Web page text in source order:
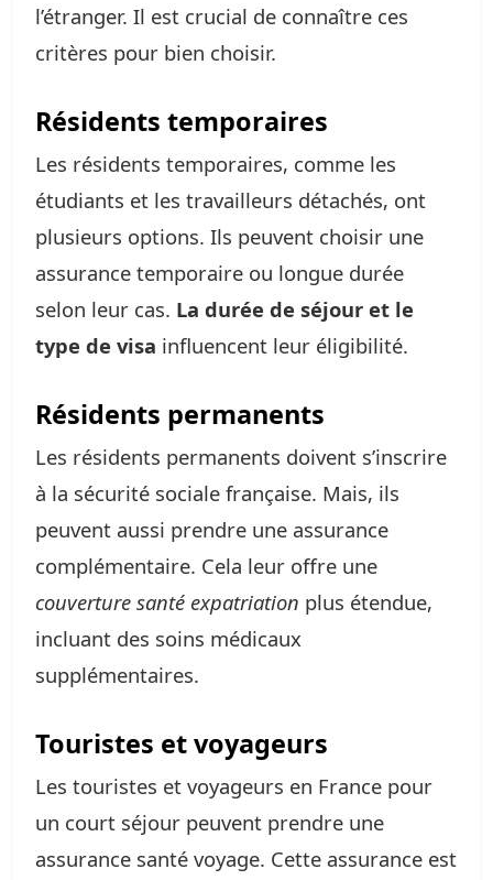
l’étranger. Il est crucial de connaître ces
critères pour bien choisir.
Résidents temporaires
Les résidents temporaires, comme les
étudiants et les travailleurs détachés, ont
plusieurs options. Ils peuvent choisir une
assurance temporaire ou longue durée
selon leur cas. La durée de séjour et le
type de visa influencent leur éligibilité.
Résidents permanents
Les résidents permanents doivent s’inscrire
à la sécurité sociale française. Mais, ils
peuvent aussi prendre une assurance
complémentaire. Cela leur offre une
couverture santé expatriation plus étendue,
incluant des soins médicaux
supplémentaires.
Touristes et voyageurs
Les touristes et voyageurs en France pour
un court séjour peuvent prendre une
assurance santé voyage. Cette assurance est